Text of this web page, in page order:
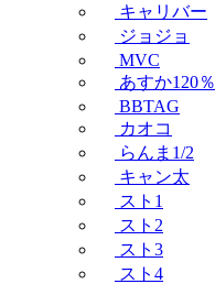
キャリバー
ジョジョ
MVC
あすか120％
BBTAG
カオコ
らんま1/2
キャン太
スト1
スト2
スト3
スト4